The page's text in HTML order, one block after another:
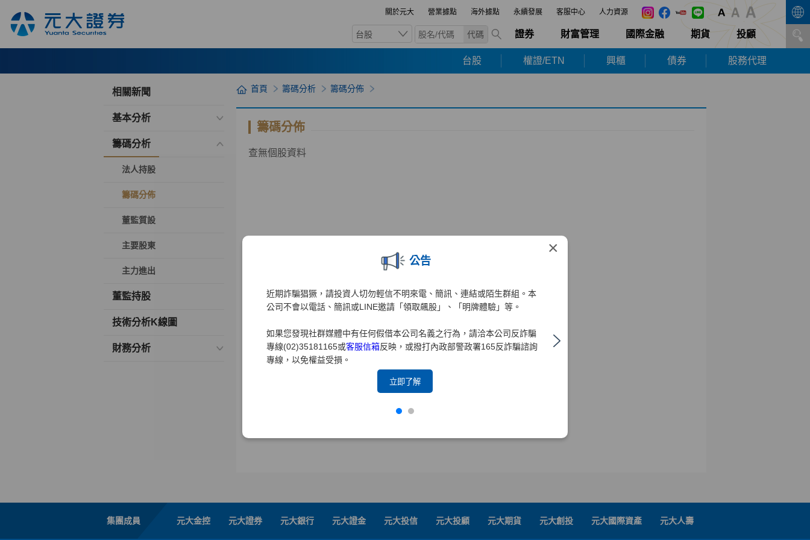
關於元大 營業據點 海外據點 永續發展 客服中心 人力資源
台股 代碼 證券 財富管理 國際金融 期貨 投顧
台股 權證/ETN 興櫃 債券 股務代理
×
公告
近期詐騙猖獗，請投資人切勿輕信不明來電、簡訊、連結或陌生群組。本
公司不會以電話、簡訊或LINE邀請「領取飆股」、「明牌體驗」等。
如果您發現社群媒體中有任何假借本公司名義之行為，請洽本公司反詐騙
專線(02)35181165或客服信箱反映，或撥打內政部警政署165反詐騙諮詢
專線，以免權益受損。
立即了解
相關新聞
基本分析
籌碼分析
法人持股
籌碼分佈
董監質設
主要股東
主力進出
董監持股
技術分析K線圖
財務分析
首頁 籌碼分析 籌碼分佈
籌碼分佈
查無個股資料
集團成員 元大金控 元大證券 元大銀行 元大證金 元大投信 元大投顧 元大期貨 元大創投 元大國際資產 元大人壽